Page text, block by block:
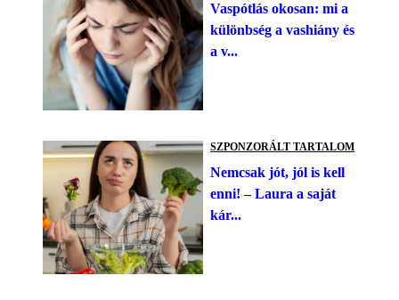
Vaspótlás okosan: mi a
különbség a vashiány és
a v...
SZPONZORÁLT TARTALOM
Nemcsak jót, jól is kell
enni! – Laura a saját
kár...